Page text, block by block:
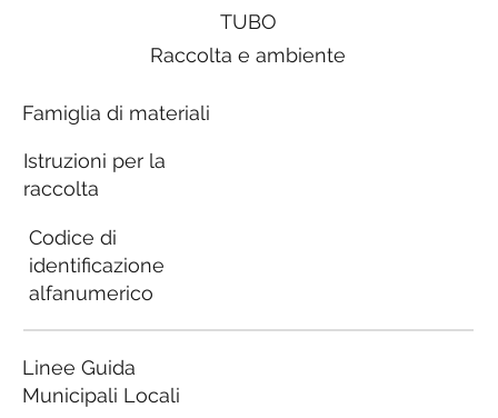
TUBO
Raccolta e ambiente
Famiglia di materiali
Istruzioni per la
raccolta
Codice di
identificazione
alfanumerico
Linee Guida
Municipali Locali